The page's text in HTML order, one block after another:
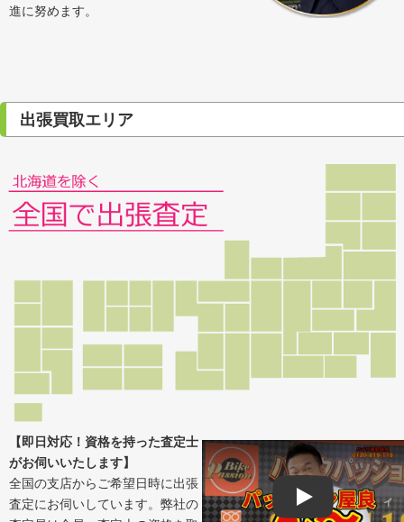
進に努めます。
出張買取エリア
Play
【即日対応！資格を持った査定士
がお伺いいたします】
全国の支店からご希望日時に出張
査定にお伺いしています。弊社の